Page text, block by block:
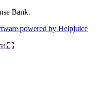
Bank.
powered by Helpjuice